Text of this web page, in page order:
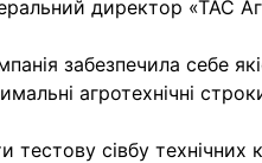
директор «ТАС
забезпечила
агротехнічні
сівбу